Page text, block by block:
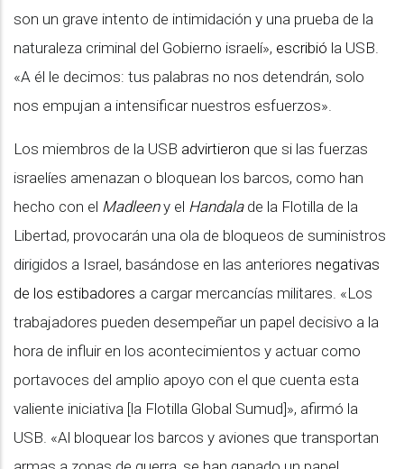
son un grave intento de intimidación y una prueba de la
naturaleza criminal del Gobierno israelí», escribió la USB.
«A él le decimos: tus palabras no nos detendrán, solo
nos empujan a intensificar nuestros esfuerzos».
Los miembros de la USB advirtieron que si las fuerzas
israelíes amenazan o bloquean los barcos, como han
hecho con el Madleeny el Handalade la Flotilla de la
Libertad, provocarán una ola de bloqueos de suministros
dirigidos a Israel, basándose en las anteriores negativas
de los estibadores a cargar mercancías militares. «Los
trabajadores pueden desempeñar un papel decisivo a la
hora de influir en los acontecimientos y actuar como
portavoces del amplio apoyo con el que cuenta esta
valiente iniciativa [la Flotilla Global Sumud]», afirmó la
USB. «Al bloquear los barcos y aviones que transportan